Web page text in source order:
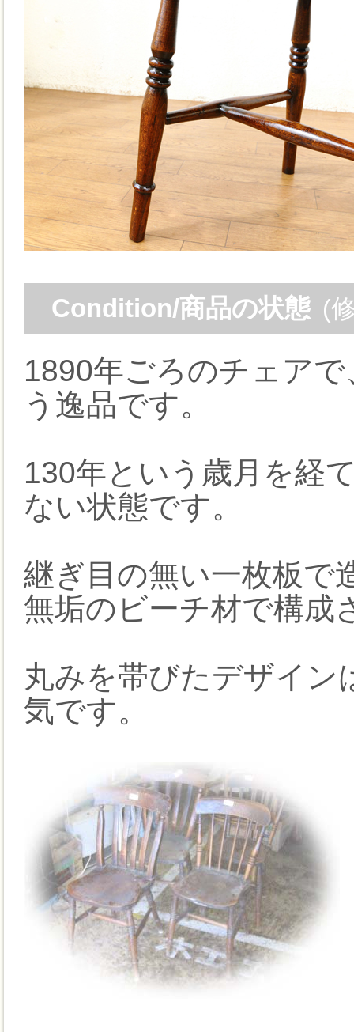
Condition/商品の状態 (
1890年ごろのチェア
う逸品です。
130年という歳月を経
ない状態です。
継ぎ目の無い一枚板で
無垢のビーチ材で構成
丸みを帯びたデザイン
気です。